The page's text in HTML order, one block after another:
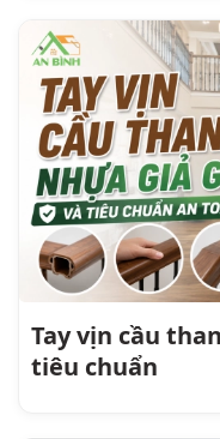
Tay vịn cầu
tiêu chuẩn